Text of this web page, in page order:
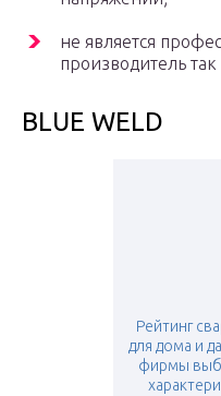
не является
производитель так
BLUE WELD
Рейтинг
для дома и
фирмы